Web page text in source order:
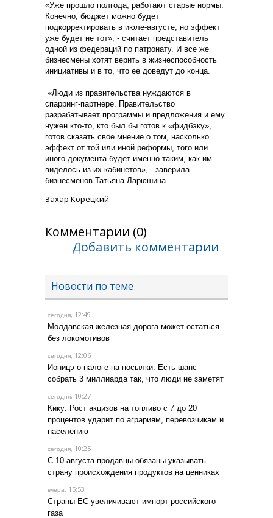
«Уже прошло полгода, работают старые нормы.
Конечно, бюджет можно будет
подкорректировать в июле-августе, но эффект
уже будет не тот», - считает представитель
одной из федераций по патронату. И все же
бизнесмены хотят верить в жизнеспособность
инициативы и в то, что ее доведут до конца.
«Люди из правительства нуждаются в
спарринг-партнере. Правительство
разрабатывает программы и предложения и ему
нужен кто-то, кто был бы готов к «фидбэку»,
готов сказать свое мнение о том, насколько
эффект от той или иной реформы, того или
иного документа будет именно таким, как им
виделось из их кабинетов», - заверила
бизнесменов Татьяна Ларюшина.
Захар Корецкий
Комментарии (0)
Добавить комментарии
Новости по теме
сегодня, 12:49
Молдавская железная дорога может остаться
без локомотивов
сегодня, 12:06
Ионицэ о налоге на посылки: Есть шанс
собрать 3 миллиарда так, что люди не заметят
сегодня, 10:27
Кику: Рост акцизов на топливо с 7 до 20
процентов ударит по аграриям, перевозчикам и
населению
сегодня, 10:25
С 10 августа продавцы обязаны указывать
страну происхождения продуктов на ценниках
вчера, 15:53
Страны ЕС увеличивают импорт российского
газа